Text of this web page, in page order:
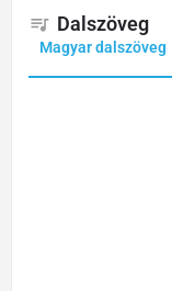
Dalszöveg
Magyar dalszöveg